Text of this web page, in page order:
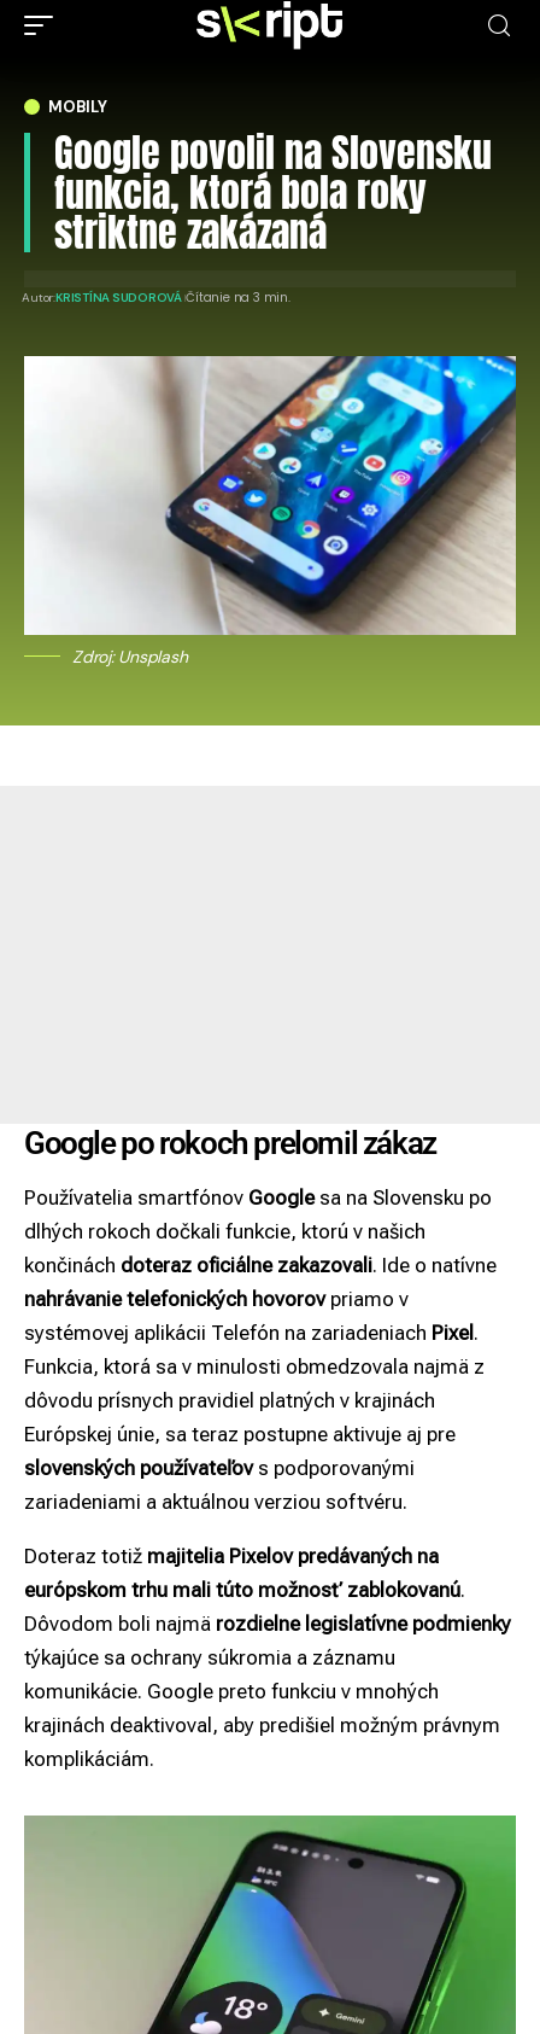
MOBILY
Google povolil na Slovensku
funkcia, ktorá bola roky
striktne zakázaná
Autor:KRISTÍNA SUDOROVÁ Čítanie na 3 min.
Zdroj: Unsplash
Google po rokoch prelomil zákaz
Používatelia smartfónov Googlesa na Slovensku po
dlhých rokoch dočkali funkcie, ktorú v našich
končinách doteraz oficiálne zakazovali. Ide o natívne
nahrávanie telefonických hovorov priamo v
systémovej aplikácii Telefón na zariadeniach Pixel.
Funkcia, ktorá sa v minulosti obmedzovala najmä z
dôvodu prísnych pravidiel platných v krajinách
Európskej únie, sa teraz postupne aktivuje aj pre
slovenských používateľovs podporovanými
zariadeniami a aktuálnou verziou softvéru.
Doteraz totiž majitelia Pixelov predávaných na
európskom trhu mali túto možnosť zablokovanú.
Dôvodom boli najmä rozdielne legislatívne podmienky
týkajúce sa ochrany súkromia a záznamu
komunikácie. Google preto funkciu v mnohých
krajinách deaktivoval, aby predišiel možným právnym
komplikáciám.